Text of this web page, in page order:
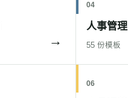
→
04
人事管理
55 份模板
06